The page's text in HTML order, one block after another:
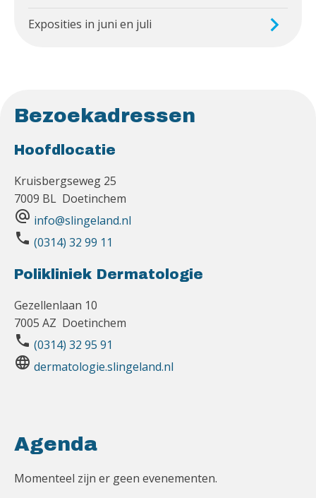
Exposities in juni en juli
Bezoekadressen
Hoofdlocatie
Kruisbergseweg 25
7009 BL Doetinchem
alternate_email info@slingeland.nl
phone (0314) 32 99 11
Polikliniek Dermatologie
Gezellenlaan 10
7005 AZ Doetinchem
phone (0314) 32 95 91
language dermatologie.slingeland.nl
Agenda
Momenteel zijn er geen evenementen.